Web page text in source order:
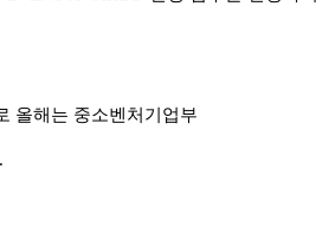
올해는 중소벤처기업부
.